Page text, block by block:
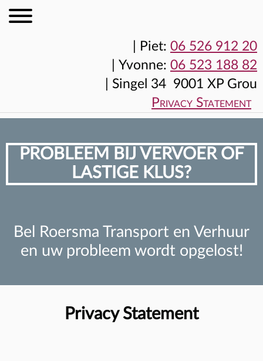
Piet: 06 526 912 20
Yvonne: 06 523 188 82
Singel 34 9001 XP Grou
Privacy Statement
PROBLEEM BIJ VERVOER OF
LASTIGE KLUS?
Bel Roersma Transport en Verhuur
en uw probleem wordt opgelost!
Privacy Statement